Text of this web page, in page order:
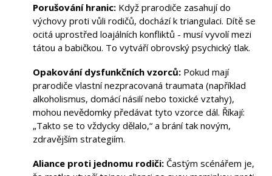
Porušování hranic: Když prarodiče zasahují do
výchovy proti vůli rodičů, dochází k triangulaci. Dítě se
ocitá uprostřed loajálních konfliktů - musí vyvolí mezi
tátou a babičkou. To vytváří obrovský psychický tlak.
Opakování dysfunkčních vzorců: Pokud mají
prarodiče vlastní nezpracovaná traumata (například
alkoholismus, domácí násilí nebo toxické vztahy),
mohou nevědomky předávat tyto vzorce dál. Říkají:
„Takto se to vždycky dělalo,“ a brání tak novým,
zdravějším strategiím.
Aliance proti jednomu rodiči: Častým scénářem je,